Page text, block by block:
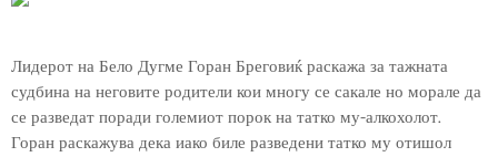
Лидерот на Бело Дугме Горан Бреговиќ раскажа за тажната
судбина на неговите родители кои многу се сакале но морале да
се разведат поради големиот порок на татко му-алкохолот.
Горан раскажува дека иако биле разведени татко му отишол